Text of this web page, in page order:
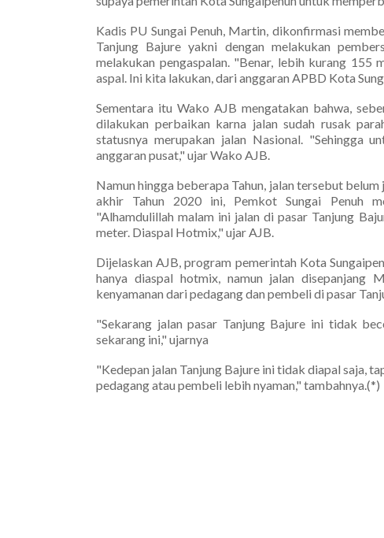
Kadis PU Sungai Penuh, Martin, dikonfirmasi
Tanjung Bajure yakni dengan melakukan
melakukan pengaspalan. "Benar, lebih kurang 155
aspal. Ini kita lakukan, dari anggaran APBD Kota
Sementara itu Wako AJB mengatakan bahwa,
dilakukan perbaikan karna jalan sudah rusak
statusnya merupakan jalan Nasional. "Sehingga
anggaran pusat," ujar Wako AJB.
Namun hingga beberapa Tahun, jalan tersebut
akhir Tahun 2020 ini, Pemkot Sungai Penuh
"Alhamdulillah malam ini jalan di pasar Tanjung
meter. Diaspal Hotmix," ujar AJB.
Dijelaskan AJB, program pemerintah Kota
hanya diaspal hotmix, namun jalan disepanjang
kenyamanan dari pedagang dan pembeli di pasar
"Sekarang jalan pasar Tanjung Bajure ini tidak
sekarang ini," ujarnya
"Kedepan jalan Tanjung Bajure ini tidak diapal saja,
pedagang atau pembeli lebih nyaman," tambahnya.(*)